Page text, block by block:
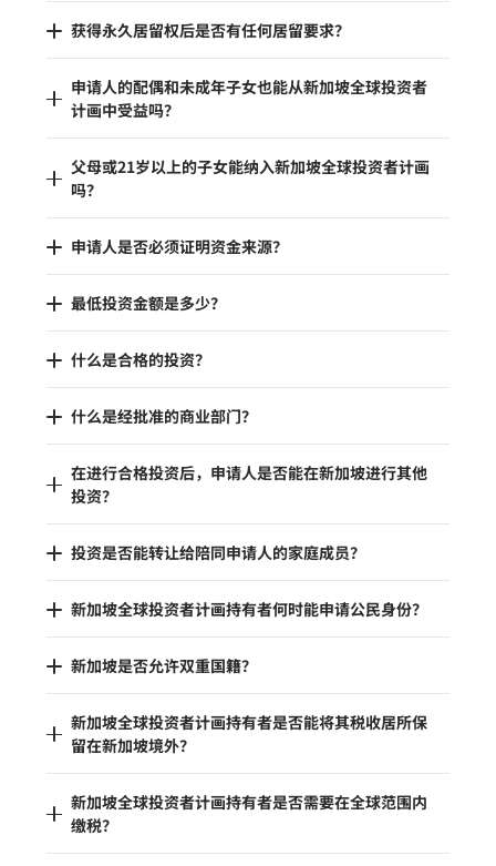
获得永久居留权后是否有任何居留要求？
申请人的配偶和未成年子女也能从新加坡全球投资者
计画中受益吗？
父母或21岁以上的子女能纳入新加坡全球投资者计画
吗？
申请人是否必须证明资金来源？
最低投资金额是多少？
什么是合格的投资？
什么是经批准的商业部门？
在进行合格投资后，申请人是否能在新加坡进行其他
投资？
投资是否能转让给陪同申请人的家庭成员？
新加坡全球投资者计画持有者何时能申请公民身份？
新加坡是否允许双重国籍？
新加坡全球投资者计画持有者是否能将其税收居所保
留在新加坡境外？
新加坡全球投资者计画持有者是否需要在全球范围内
缴税？